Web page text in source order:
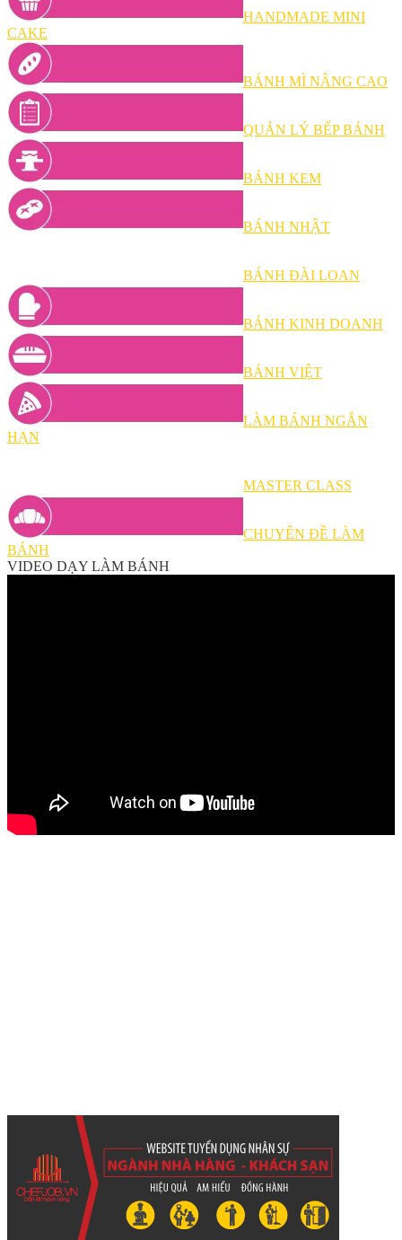
HANDMADE MINI
CAKE
BÁNH MÌ NÂNG CAO
QUẢN LÝ BẾP BÁNH
BÁNH KEM
BÁNH NHẬT
BÁNH ĐÀI LOAN
BÁNH KINH DOANH
BÁNH VIỆT
LÀM BÁNH NGẮN
HẠN
MASTER CLASS
CHUYÊN ĐỀ LÀM
BÁNH
VIDEO DẠY LÀM BÁNH